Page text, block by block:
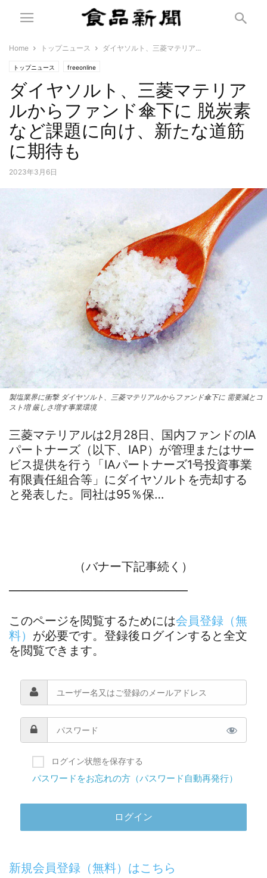
Home トップニュース ダイヤソルト、三菱マテリア...
トップニュース freeonline
ダイヤソルト、三菱マテリア
ルからファンド傘下に 脱炭素
など課題に向け、新たな道筋
に期待も
2023年3月6日
製塩業界に衝撃 ダイヤソルト、三菱マテリアルからファンド傘下に 需要減とコ
スト増 厳しさ増す事業環境
三菱マテリアルは2月28日、国内ファンドのIA
パートナーズ（以下、IAP）が管理またはサー
ビス提供を行う「IAパートナーズ1号投資事業
有限責任組合等」にダイヤソルトを売却する
と発表した。同社は95％保…
（バナー下記事続く）
―――――――――――――――
このページを閲覧するためには会員登録（無
料） が必要です。登録後ログインすると全文
を閲覧できます。
ログイン状態を保存する
パスワードをお忘れの方（パスワード自動再発行）
新規会員登録（無料）はこちら